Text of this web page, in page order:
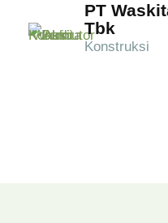
PT
Tbk
Konstruksi